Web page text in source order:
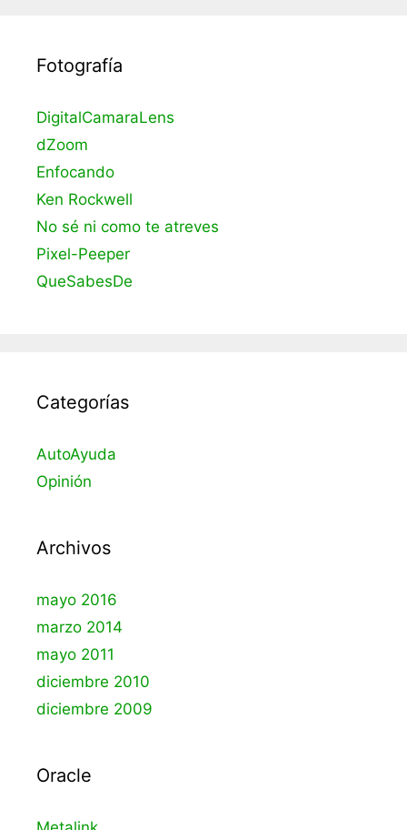
Fotografía
DigitalCamaraLens
dZoom
Enfocando
Ken Rockwell
No sé ni como te atreves
Pixel-Peeper
QueSabesDe
Categorías
AutoAyuda
Opinión
Archivos
mayo 2016
marzo 2014
mayo 2011
diciembre 2010
diciembre 2009
Oracle